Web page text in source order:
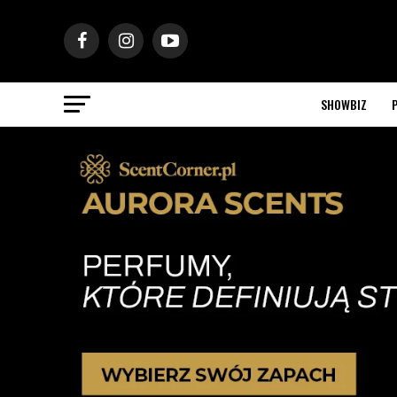
SHOWBIZ